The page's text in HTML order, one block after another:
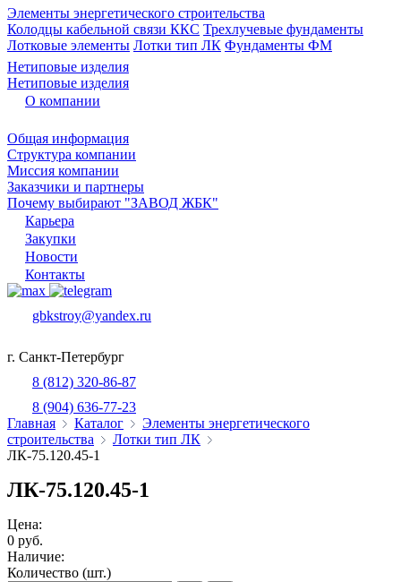
Элементы энергетического строительства
Колодцы кабельной связи ККС Трехлучевые фундаменты
Лотковые элементы Лотки тип ЛК Фундаменты ФМ
Нетиповые изделия
Нетиповые изделия
О компании
Общая информация
Структура компании
Миссия компании
Заказчики и партнеры
Почему выбирают "ЗАВОД ЖБК"
Карьера
Закупки
Новости
Контакты
gbkstroy@yandex.ru
г. Санкт-Петербург
8 (812) 320-86-87
8 (904) 636-77-23
Главная
Каталог
Элементы энергетического
строительства
Лотки тип ЛК
ЛК-75.120.45-1
ЛК-75.120.45-1
Цена:
0 руб.
Наличие:
Количество (шт.)